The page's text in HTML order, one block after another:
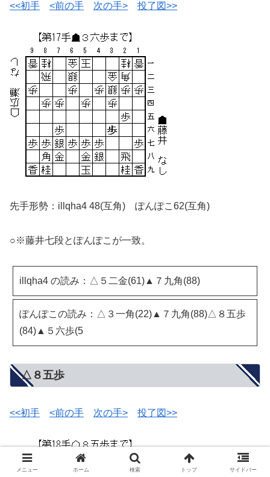
<<初手 <前の手 次の手> 投了図>>
先手形勢：illqha4 48(互角) ぽんぽこ62(互角)
○※藤井七段とぽんぽこが一致。
illqha4 の読み：△５二金(61)▲７九角(88)
ぽんぽこの読み：△３一角(22)▲７九角(88)△８五歩
(84)▲５六歩(5
△８五歩
<<初手 <前の手 次の手> 投了図>>
メニュー ホーム 検索 トップ サイドバー